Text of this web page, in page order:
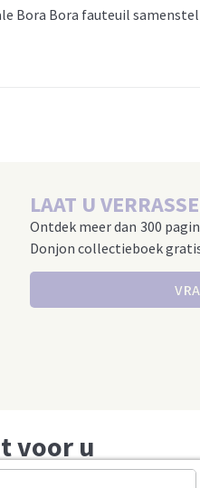
Bora Bora fauteuil
LAAT U
Ontdek meer dan 300
Donjon collectieboek
voor u